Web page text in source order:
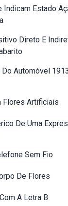
Indicam Estado
Direto E
Automóvel
Flores Artificiais
De Uma
Sem Fio
De Flores
A Letra B